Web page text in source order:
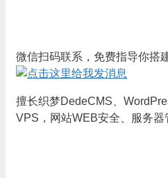
微信扫码联系，免费指导你搭
擅长织梦DedeCMS、
VPS，网站WEB安全、服务器